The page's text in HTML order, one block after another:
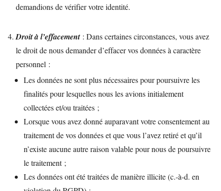
demandions de vérifier votre identité.
Droit à l’effacement : Dans certaines circonstances, vous avez
le droit de nous demander d’effacer vos données à caractère
personnel :
Les données ne sont plus nécessaires pour poursuivre les
finalités pour lesquelles nous les avions initialement
collectées et/ou traitées ;
Lorsque vous avez donné auparavant votre consentement au
traitement de vos données et que vous l’avez retiré et qu’il
n’existe aucune autre raison valable pour nous de poursuivre
le traitement ;
Les données ont été traitées de manière illicite (c.-à-d. en